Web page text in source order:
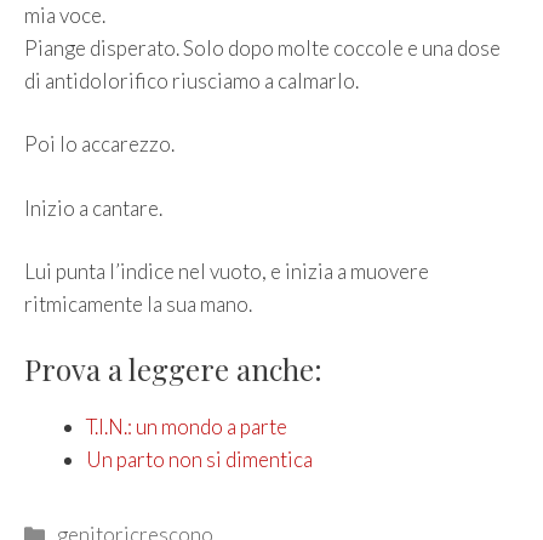
mia voce.
Piange disperato. Solo dopo molte coccole e una dose
di antidolorifico riusciamo a calmarlo.
Poi lo accarezzo.
Inizio a cantare.
Lui punta l’indice nel vuoto, e inizia a muovere
ritmicamente la sua mano.
Prova a leggere anche:
T.I.N.: un mondo a parte
Un parto non si dimentica
Categories
genitoricrescono